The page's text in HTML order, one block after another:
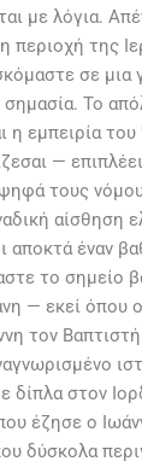
με λόγια.
περιοχή της
σε μια
σημασία. Το
εμπειρία του
—
τους
αίσθηση
αποκτά έναν
το σημείο
— εκεί όπου
τον
δίπλα στον
έζησε ο
δύσκολα